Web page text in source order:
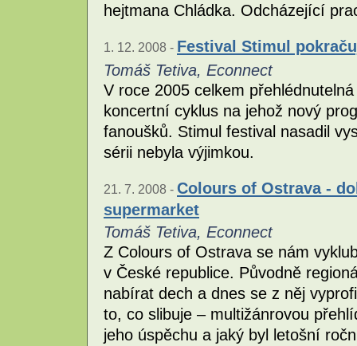
hejtmana Chládka. Odcházející
1. 12. 2008 - Festival Stimul
Tomáš Tetiva, Econnect
V roce 2005 celkem
koncertní cyklus na jehož nový
fanoušků. Stimul festival nasadil
sérii nebyla výjimkou.
21. 7. 2008 - Colours of Ostrava -
supermarket
Tomáš Tetiva, Econnect
Z Colours of Ostrava se nám
v České republice. Původně
nabírat dech a dnes se z něj
to, co slibuje – multižánrovou
jeho úspěchu a jaký byl letošní